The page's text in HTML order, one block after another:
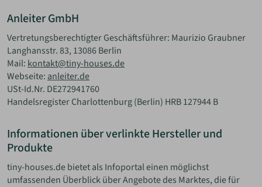
ZUM HAUS-FINDER
PARTNER WERDEN
ANMELDEN
MERKLISTE
Anleiter GmbH
Vertretungsberechtigter Geschäftsführer: Maurizio Graubner
Langhansstr. 83, 13086 Berlin
Mail: kontakt@tiny-houses.de
Webseite: anleiter.de
USt-Id.Nr. DE272941760
Handelsregister Charlottenburg (Berlin) HRB 127944 B
Informationen über verlinkte Hersteller und
Produkte
tiny-houses.de bietet als Infoportal einen möglichst
umfassenden Überblick über Angebote des Marktes, die für